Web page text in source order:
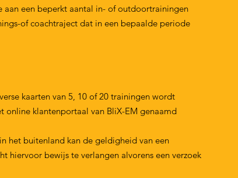
een beperkt aantal in- of outdoortrainingen
of coachtraject dat in een bepaalde periode
kaarten van 5, 10 of 20 trainingen wordt
online klantenportaal van BliX-EM genaamd
het buitenland kan de geldigheid van een
hiervoor bewijs te verlangen alvorens een verzoek